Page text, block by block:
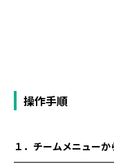
操作手順
１．チームメニューか